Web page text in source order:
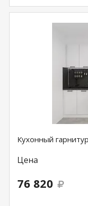
Кухонный
Цена
76 820